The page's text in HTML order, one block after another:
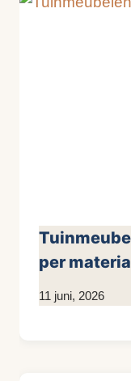
per
Door
11 juni, 2026